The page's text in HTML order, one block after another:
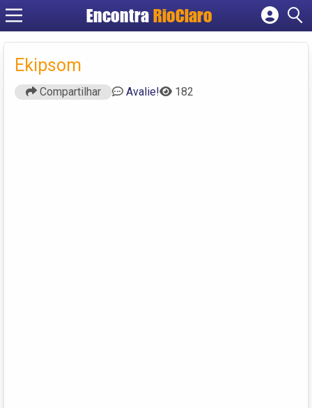
Encontra RioClaro
Cadastrar empresa
Ekipsom
Compartilhar Avalie! 182